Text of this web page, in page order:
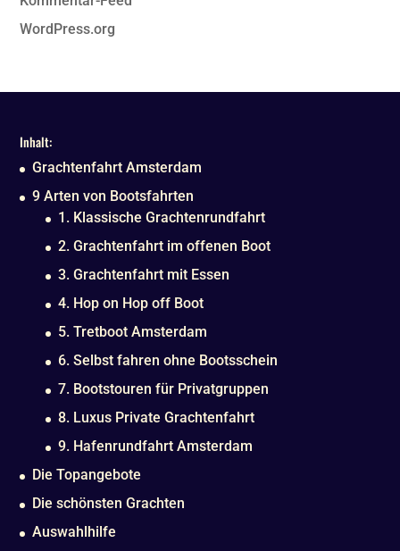
WordPress.org
Inhalt:
Grachtenfahrt Amsterdam
9 Arten von Bootsfahrten
1. Klassische Grachtenrundfahrt
2. Grachtenfahrt im offenen Boot
3. Grachtenfahrt mit Essen
4. Hop on Hop off Boot
5. Tretboot Amsterdam
6. Selbst fahren ohne Bootsschein
7. Bootstouren für Privatgruppen
8. Luxus Private Grachtenfahrt
9. Hafenrundfahrt Amsterdam
Die Topangebote
Die schönsten Grachten
Auswahlhilfe